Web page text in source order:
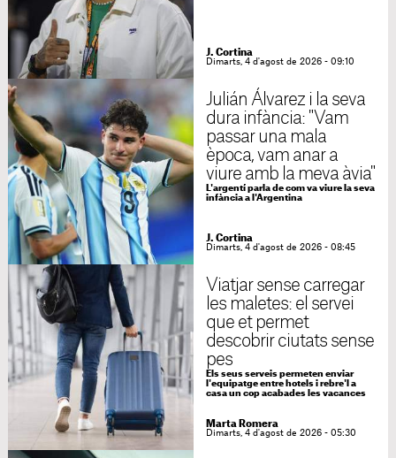
J. Cortina
Dimarts, 4 d'agost de 2026 - 09:10
Julián Álvarez i la seva
dura infància: "Vam
passar una mala
època, vam anar a
viure amb la meva àvia"
L'argentí parla de com va viure la seva
infància a l'Argentina
J. Cortina
Dimarts, 4 d'agost de 2026 - 08:45
Viatjar sense carregar
les maletes: el servei
que et permet
descobrir ciutats sense
pes
Els seus serveis permeten enviar
l'equipatge entre hotels i rebre'l a
casa un cop acabades les vacances
Marta Romera
Dimarts, 4 d'agost de 2026 - 05:30